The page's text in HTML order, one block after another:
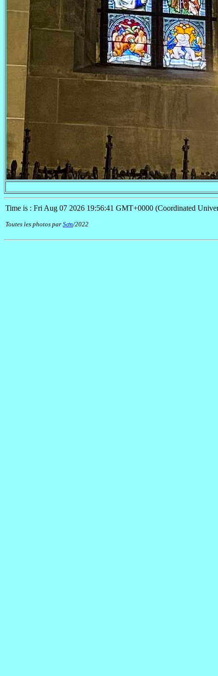
Time is : Fri Aug 07 2026 19:56:41 GMT+0000 (Coordinated
Toutes les photos par Sơn/2022